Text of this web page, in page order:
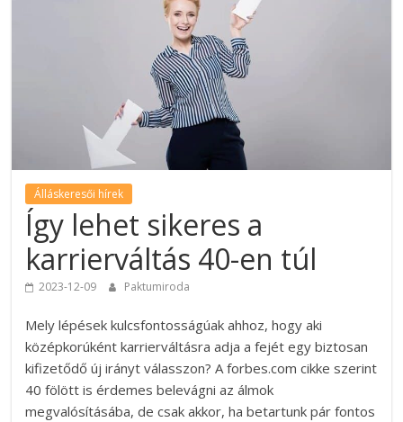
Álláskeresői hírek
Így lehet sikeres a
karrierváltás 40-en túl
2023-12-09 Paktumiroda
Mely lépések kulcsfontosságúak ahhoz, hogy aki
középkorúként karrierváltásra adja a fejét egy biztosan
kifizetődő új irányt válasszon? A forbes.com cikke szerint
40 fölött is érdemes belevágni az álmok
megvalósításába, de csak akkor, ha betartunk pár fontos